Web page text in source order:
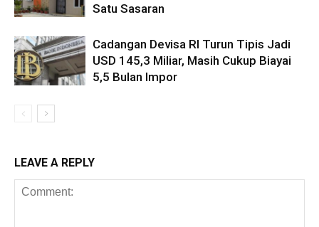
Satu Sasaran
Cadangan Devisa RI Turun Tipis Jadi
USD 145,3 Miliar, Masih Cukup Biayai
5,5 Bulan Impor
LEAVE A REPLY